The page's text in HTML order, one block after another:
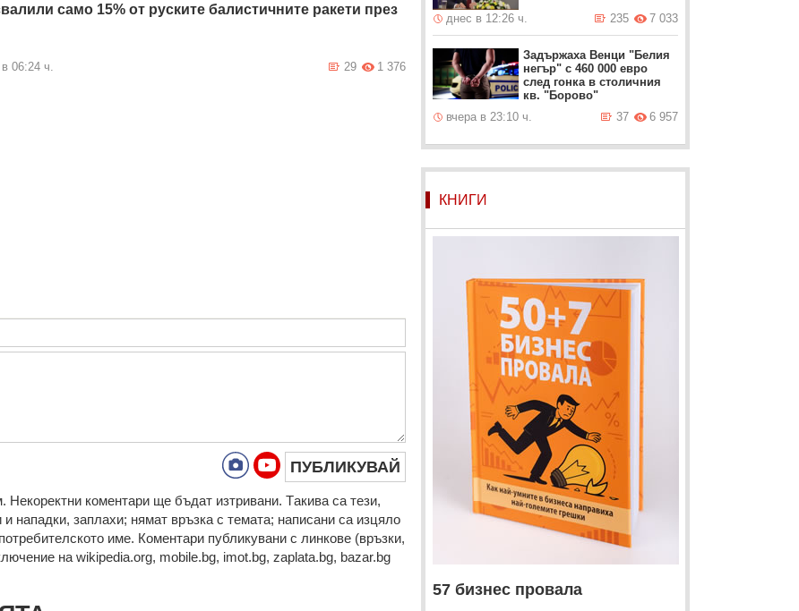
само 15% от руските балистичните ракети през
06:24 ч. 1 376
29
ПУБЛИКУВАЙ
кoмeнтaри щe бъдaт изтривaни. Тaкивa ca тeзи,
нaпaдки, зaплaхи; нямaт връзкa c тeмaтa; нaпиcaни са изцялo
име. Коментари публикувани с линкове (връзки,
на wikipedia.org, mobile.bg, imot.bg, zaplata.bg, bazar.bg
днес в 12:26 ч.
7 033
235
Задържаха Венци "Белия
негър" с 460 000 евро
след гонка в столичния
кв. "Борово"
вчера в 23:10 ч.
6 957
37
КНИГИ
57 бизнес провала